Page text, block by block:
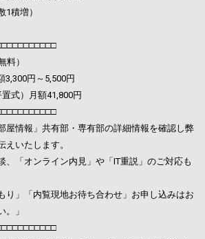
積増）
）
円～5,500円
）月額41,800円
屋情報」共有部・専有部の詳細情報を確認し弊
えいたします。
、「オンライン内見」や「IT重説」のご対応も
り」「内覧現地お待ち合わせ」お申し込みはお
。」